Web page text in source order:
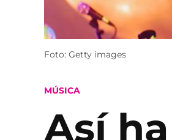
Foto: Getty images
POSTED
MÚSICA
Así